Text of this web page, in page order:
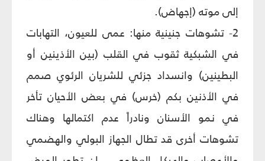
إلى موته (إجهاض).
2- تشوهات جنينية منها: عمى للعيون، التهابات
في الشبكية ثقوب في القلب (بين الأذينين أو
البطينين) وانسداد جزئي للشريان الرئوي صمم
في الأذنين بكم (خرس) في بعض الأحيان تأخر
في نمو الأسنان ونادراً عدم اكتمالها وهناك
تشوهات أخرى قد تطال الجهاز البولي والهضمي